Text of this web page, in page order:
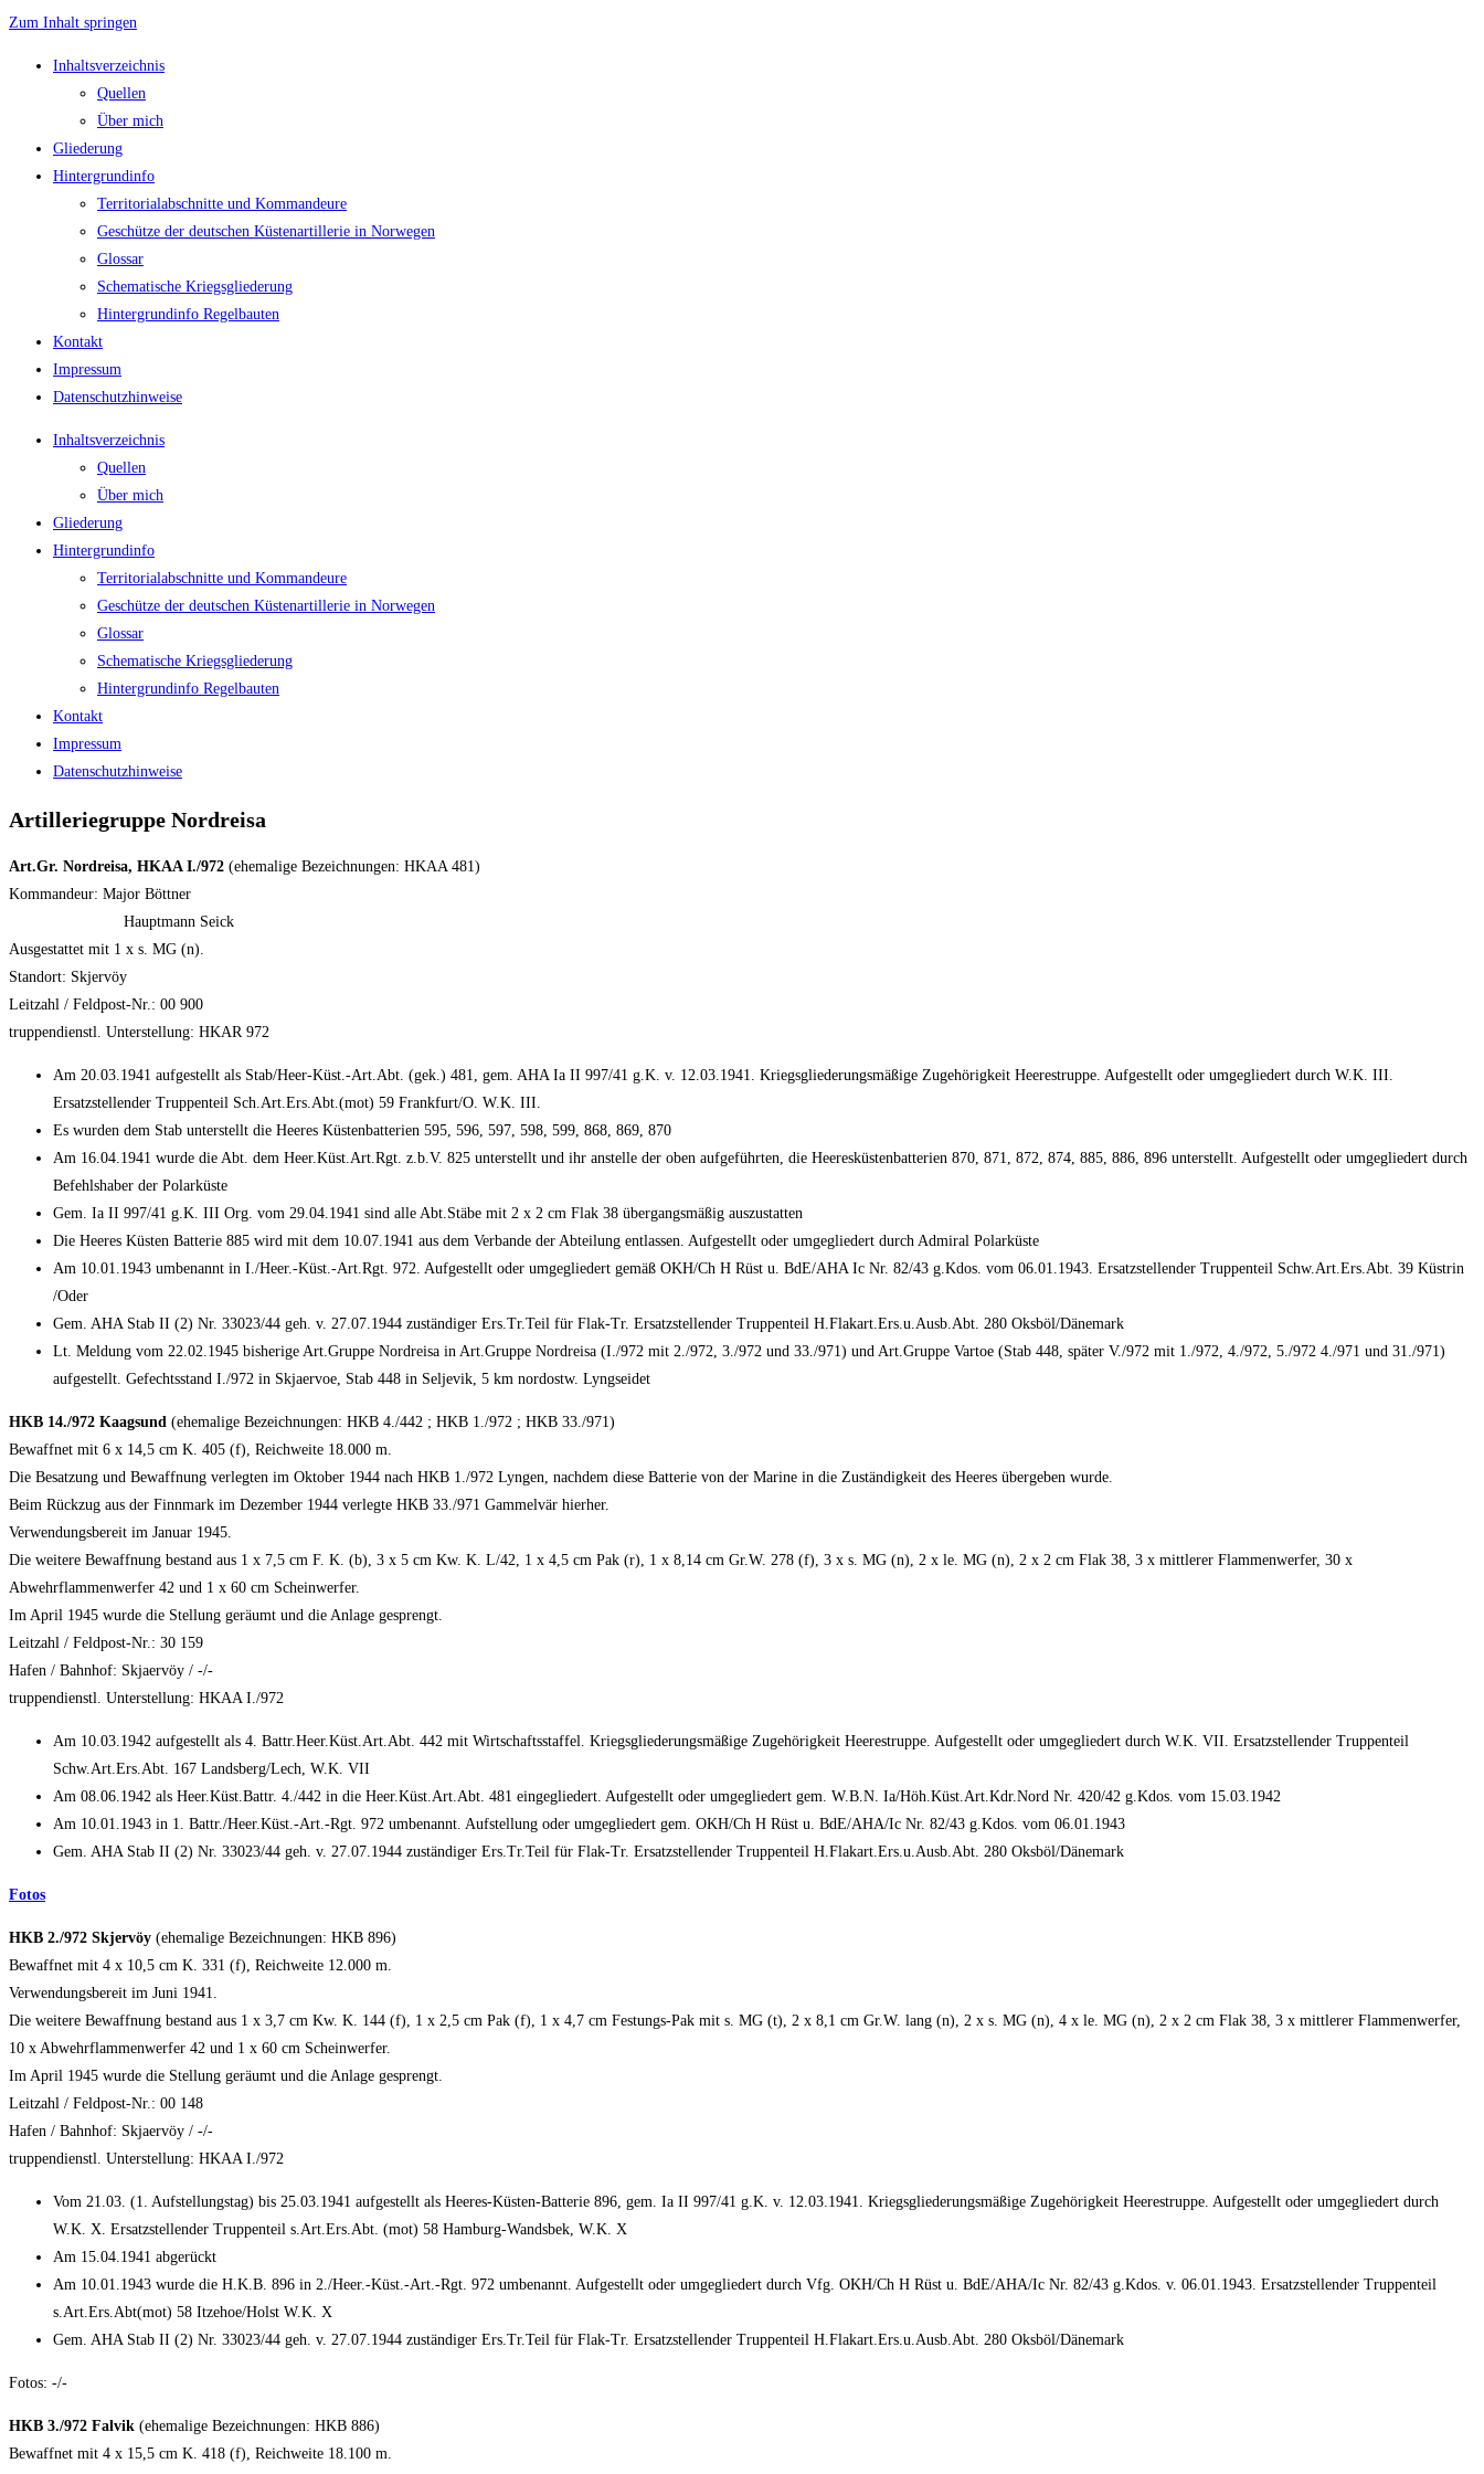
Zum Inhalt springen
Inhaltsverzeichnis
Quellen
Über mich
Gliederung
Hintergrundinfo
Territorialabschnitte und Kommandeure
Geschütze der deutschen Küstenartillerie in Norwegen
Glossar
Schematische Kriegsgliederung
Hintergrundinfo Regelbauten
Kontakt
Impressum
Datenschutzhinweise
Inhaltsverzeichnis
Quellen
Über mich
Gliederung
Hintergrundinfo
Territorialabschnitte und Kommandeure
Geschütze der deutschen Küstenartillerie in Norwegen
Glossar
Schematische Kriegsgliederung
Hintergrundinfo Regelbauten
Kontakt
Impressum
Datenschutzhinweise
Artilleriegruppe Nordreisa
Art.Gr. Nordreisa, HKAA I./972 (ehemalige Bezeichnungen: HKAA 481)
Kommandeur: Major Böttner
Hauptmann Seick
Ausgestattet mit 1 x s. MG (n).
Standort: Skjervöy
Leitzahl / Feldpost-Nr.: 00 900
truppendienstl. Unterstellung: HKAR 972
Am 20.03.1941 aufgestellt als Stab/Heer-Küst.-Art.Abt. (gek.) 481, gem. AHA Ia II 997/41 g.K. v. 12.03.1941. Kriegsgliederungsmäßige Zugehörigkeit Heerestruppe. Aufgestellt oder umgegliedert durch W.K. III.
Ersatzstellender Truppenteil Sch.Art.Ers.Abt.(mot) 59 Frankfurt/O. W.K. III.
Es wurden dem Stab unterstellt die Heeres Küstenbatterien 595, 596, 597, 598, 599, 868, 869, 870
Am 16.04.1941 wurde die Abt. dem Heer.Küst.Art.Rgt. z.b.V. 825 unterstellt und ihr anstelle der oben aufgeführten, die Heeresküstenbatterien 870, 871, 872, 874, 885, 886, 896 unterstellt. Aufgestellt oder umgegliedert durch
Befehlshaber der Polarküste
Gem. Ia II 997/41 g.K. III Org. vom 29.04.1941 sind alle Abt.Stäbe mit 2 x 2 cm Flak 38 übergangsmäßig auszustatten
Die Heeres Küsten Batterie 885 wird mit dem 10.07.1941 aus dem Verbande der Abteilung entlassen. Aufgestellt oder umgegliedert durch Admiral Polarküste
Am 10.01.1943 umbenannt in I./Heer.-Küst.-Art.Rgt. 972. Aufgestellt oder umgegliedert gemäß OKH/Ch H Rüst u. BdE/AHA Ic Nr. 82/43 g.Kdos. vom 06.01.1943. Ersatzstellender Truppenteil Schw.Art.Ers.Abt. 39 Küstrin
/Oder
Gem. AHA Stab II (2) Nr. 33023/44 geh. v. 27.07.1944 zuständiger Ers.Tr.Teil für Flak-Tr. Ersatzstellender Truppenteil H.Flakart.Ers.u.Ausb.Abt. 280 Oksböl/Dänemark
Lt. Meldung vom 22.02.1945 bisherige Art.Gruppe Nordreisa in Art.Gruppe Nordreisa (I./972 mit 2./972, 3./972 und 33./971) und Art.Gruppe Vartoe (Stab 448, später V./972 mit 1./972, 4./972, 5./972 4./971 und 31./971)
aufgestellt. Gefechtsstand I./972 in Skjaervoe, Stab 448 in Seljevik, 5 km nordostw. Lyngseidet
HKB 14./972 Kaagsund (ehemalige Bezeichnungen: HKB 4./442 ; HKB 1./972 ; HKB 33./971)
Bewaffnet mit 6 x 14,5 cm K. 405 (f), Reichweite 18.000 m.
Die Besatzung und Bewaffnung verlegten im Oktober 1944 nach HKB 1./972 Lyngen, nachdem diese Batterie von der Marine in die Zuständigkeit des Heeres übergeben wurde.
Beim Rückzug aus der Finnmark im Dezember 1944 verlegte HKB 33./971 Gammelvär hierher.
Verwendungsbereit im Januar 1945.
Die weitere Bewaffnung bestand aus 1 x 7,5 cm F. K. (b), 3 x 5 cm Kw. K. L/42, 1 x 4,5 cm Pak (r), 1 x 8,14 cm Gr.W. 278 (f), 3 x s. MG (n), 2 x le. MG (n), 2 x 2 cm Flak 38, 3 x mittlerer Flammenwerfer, 30 x
Abwehrflammenwerfer 42 und 1 x 60 cm Scheinwerfer.
Im April 1945 wurde die Stellung geräumt und die Anlage gesprengt.
Leitzahl / Feldpost-Nr.: 30 159
Hafen / Bahnhof: Skjaervöy / -/-
truppendienstl. Unterstellung: HKAA I./972
Am 10.03.1942 aufgestellt als 4. Battr.Heer.Küst.Art.Abt. 442 mit Wirtschaftsstaffel. Kriegsgliederungsmäßige Zugehörigkeit Heerestruppe. Aufgestellt oder umgegliedert durch W.K. VII. Ersatzstellender Truppenteil
Schw.Art.Ers.Abt. 167 Landsberg/Lech, W.K. VII
Am 08.06.1942 als Heer.Küst.Battr. 4./442 in die Heer.Küst.Art.Abt. 481 eingegliedert. Aufgestellt oder umgegliedert gem. W.B.N. Ia/Höh.Küst.Art.Kdr.Nord Nr. 420/42 g.Kdos. vom 15.03.1942
Am 10.01.1943 in 1. Battr./Heer.Küst.-Art.-Rgt. 972 umbenannt. Aufstellung oder umgegliedert gem. OKH/Ch H Rüst u. BdE/AHA/Ic Nr. 82/43 g.Kdos. vom 06.01.1943
Gem. AHA Stab II (2) Nr. 33023/44 geh. v. 27.07.1944 zuständiger Ers.Tr.Teil für Flak-Tr. Ersatzstellender Truppenteil H.Flakart.Ers.u.Ausb.Abt. 280 Oksböl/Dänemark
Fotos
HKB 2./972 Skjervöy (ehemalige Bezeichnungen: HKB 896)
Bewaffnet mit 4 x 10,5 cm K. 331 (f), Reichweite 12.000 m.
Verwendungsbereit im Juni 1941.
Die weitere Bewaffnung bestand aus 1 x 3,7 cm Kw. K. 144 (f), 1 x 2,5 cm Pak (f), 1 x 4,7 cm Festungs-Pak mit s. MG (t), 2 x 8,1 cm Gr.W. lang (n), 2 x s. MG (n), 4 x le. MG (n), 2 x 2 cm Flak 38, 3 x mittlerer Flammenwerfer,
10 x Abwehrflammenwerfer 42 und 1 x 60 cm Scheinwerfer.
Im April 1945 wurde die Stellung geräumt und die Anlage gesprengt.
Leitzahl / Feldpost-Nr.: 00 148
Hafen / Bahnhof: Skjaervöy / -/-
truppendienstl. Unterstellung: HKAA I./972
Vom 21.03. (1. Aufstellungstag) bis 25.03.1941 aufgestellt als Heeres-Küsten-Batterie 896, gem. Ia II 997/41 g.K. v. 12.03.1941. Kriegsgliederungsmäßige Zugehörigkeit Heerestruppe. Aufgestellt oder umgegliedert durch
W.K. X. Ersatzstellender Truppenteil s.Art.Ers.Abt. (mot) 58 Hamburg-Wandsbek, W.K. X
Am 15.04.1941 abgerückt
Am 10.01.1943 wurde die H.K.B. 896 in 2./Heer.-Küst.-Art.-Rgt. 972 umbenannt. Aufgestellt oder umgegliedert durch Vfg. OKH/Ch H Rüst u. BdE/AHA/Ic Nr. 82/43 g.Kdos. v. 06.01.1943. Ersatzstellender Truppenteil
s.Art.Ers.Abt(mot) 58 Itzehoe/Holst W.K. X
Gem. AHA Stab II (2) Nr. 33023/44 geh. v. 27.07.1944 zuständiger Ers.Tr.Teil für Flak-Tr. Ersatzstellender Truppenteil H.Flakart.Ers.u.Ausb.Abt. 280 Oksböl/Dänemark
Fotos: -/-
HKB 3./972 Falvik (ehemalige Bezeichnungen: HKB 886)
Bewaffnet mit 4 x 15,5 cm K. 418 (f), Reichweite 18.100 m.